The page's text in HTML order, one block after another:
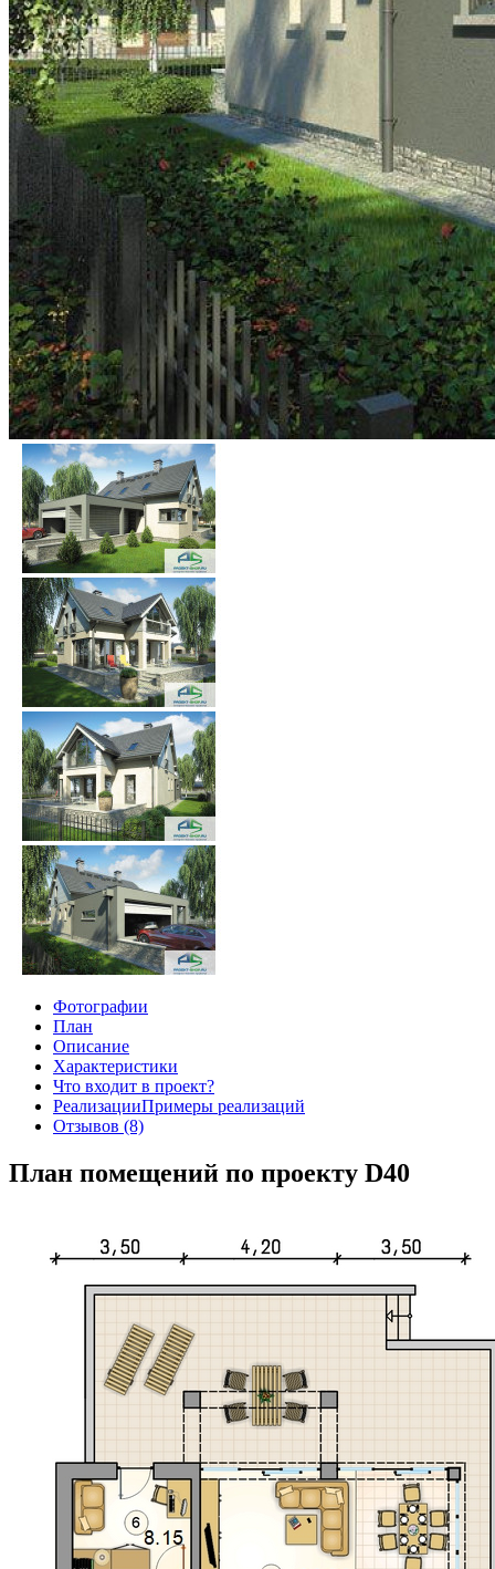
Фотографии
План
Описание
Характеристики
Что входит в проект?
РеализацииПримеры реализаций
Отзывов (8)
План помещений по проекту D40